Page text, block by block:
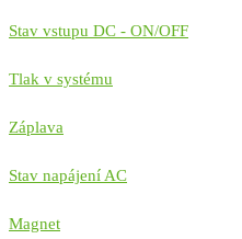
Stav vstupu DC - ON/OFF
Tlak v systému
Záplava
Stav napájení AC
Magnet